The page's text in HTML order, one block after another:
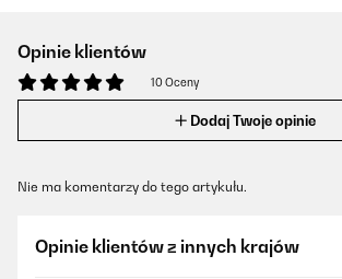
Opinie klientów
10 Oceny
Dodaj Twoje opinie
Nie ma komentarzy do tego artykułu.
Opinie klientów z innych krajów